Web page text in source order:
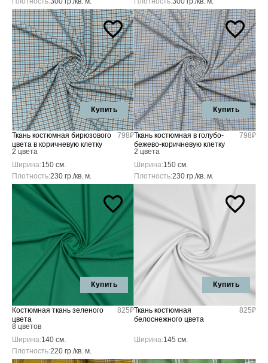
Купить
Ткань костюмная бирюзового
цвета в коричневую клетку
2 цвета
798₽
Ширина:150 см.
Плотность:230 гр./кв. м.
Купить
Ткань костюмная в голубо-
бежево-коричневую клетку
2 цвета
798₽
Ширина:150 см.
Плотность:230 гр./кв. м.
Купить
Костюмная ткань зеленого
цвета
8 цветов
825₽
Ширина:140 см.
Плотность:220 гр./кв. м.
Купить
Ткань костюмная
белоснежного цвета
825₽
Ширина:145 см.